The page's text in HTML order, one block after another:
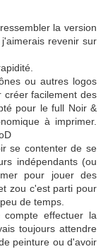
la version
revenir sur
ou autres logos
créer facilement des
pour le full Noir &
à imprimer.
se contenter de se
indépendants (ou
pour jouer des
zou c'est parti pour
de temps.
effectuer la
toujours attendre
peinture ou d'avoir